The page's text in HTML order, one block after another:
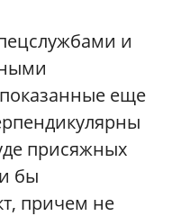
и
еще
присяжных
бы
причем не